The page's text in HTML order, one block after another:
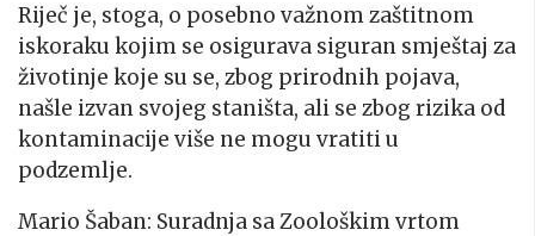
Riječ je, stoga, o posebno važnom zaštitnom
iskoraku kojim se osigurava siguran smještaj za
životinje koje su se, zbog prirodnih pojava,
našle izvan svojeg staništa, ali se zbog rizika od
kontaminacije više ne mogu vratiti u
podzemlje.
Mario Šaban: Suradnja sa Zoološkim vrtom